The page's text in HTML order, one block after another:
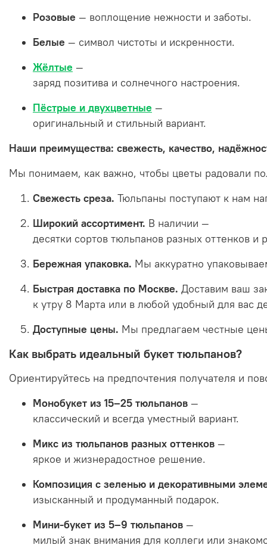
Розовые — воплощение нежности и заботы.
Белые — символ чистоты и искренности.
Жёлтые —
заряд позитива и солнечного настроения.
Пёстрые и двухцветные —
оригинальный и стильный вариант.
Наши преимущества: свежесть, качество,
Мы понимаем, как важно, чтобы цветы радовали
Свежесть среза. Тюльпаны поступают к нам
Широкий ассортимент. В наличии —
десятки сортов тюльпанов разных оттенков и
Бережная упаковка. Мы аккуратно
Быстрая доставка по Москве. Доставим ваш
к утру 8 Марта или в любой удобный для вас
Доступные цены. Мы предлагаем честные
Как выбрать идеальный букет тюльпанов?
Ориентируйтесь на предпочтения получателя и
Монобукет из 15–25 тюльпанов —
классический и всегда уместный вариант.
Микс из тюльпанов разных оттенков —
яркое и жизнерадостное решение.
Композиция с зеленью и декоративными
изысканный и продуманный подарок.
Мини‑букет из 5–9 тюльпанов —
милый знак внимания для коллеги или